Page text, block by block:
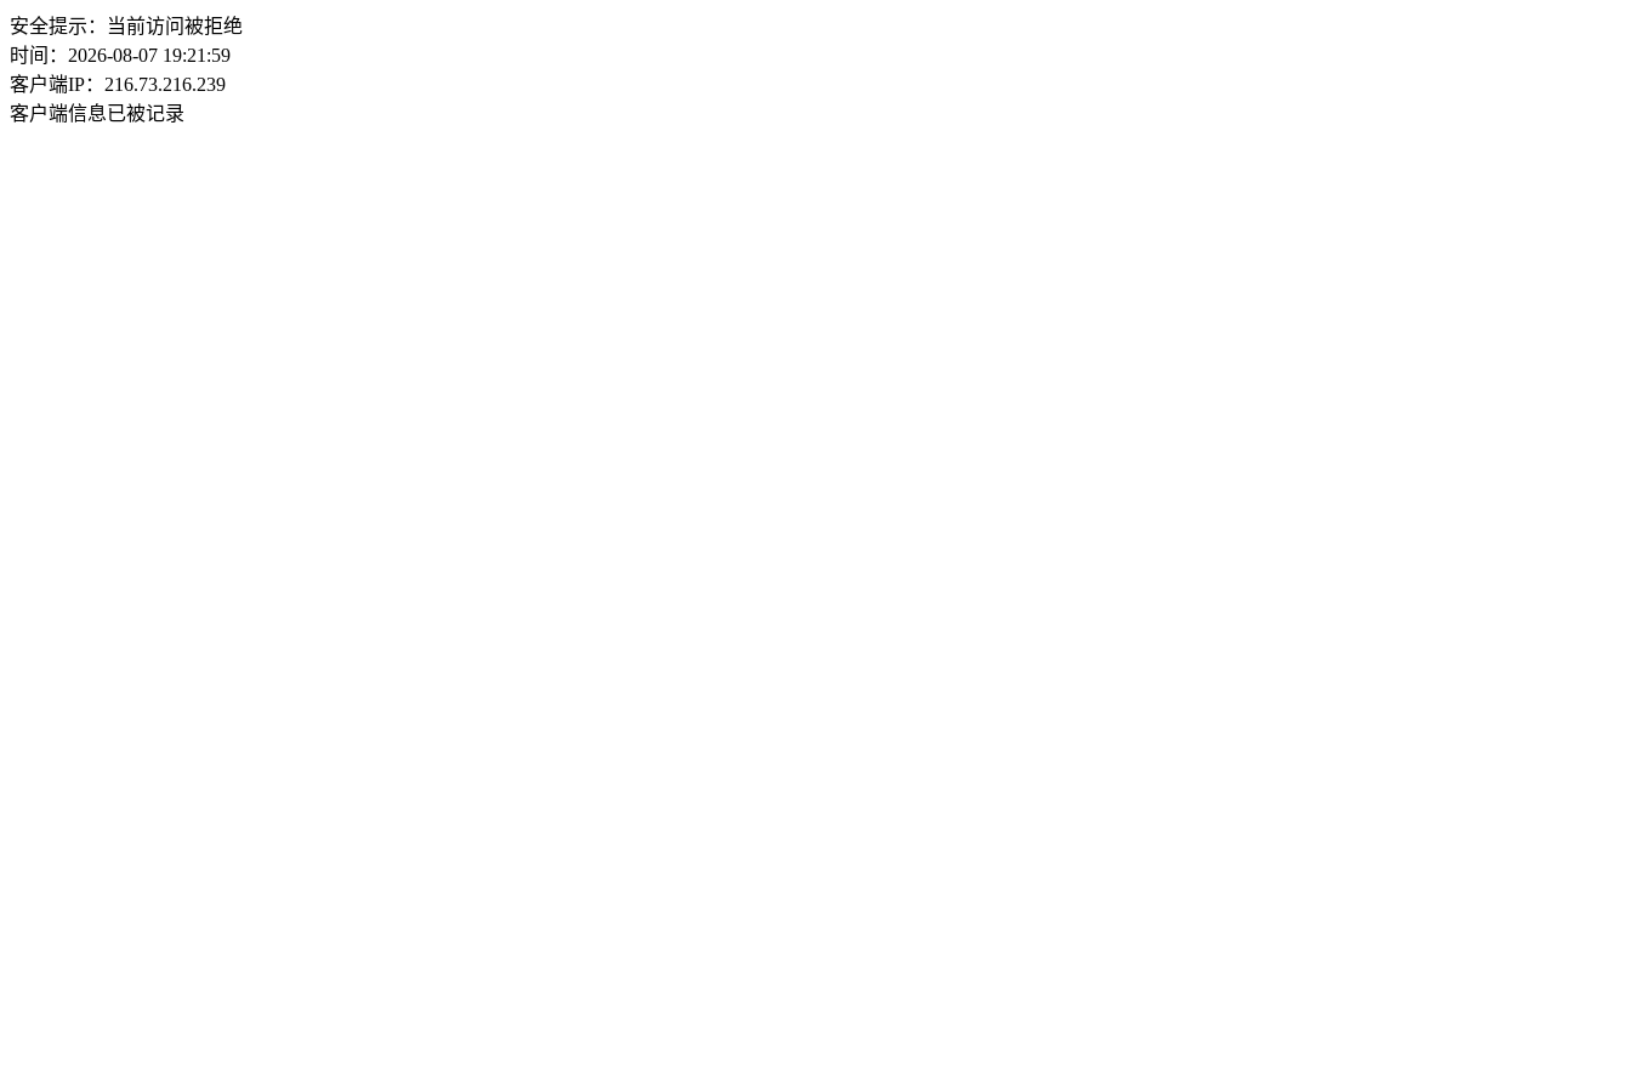
安全提示：当前访问被拒绝
时间：2026-08-07 19:21:59
客户端IP：216.73.216.239
客户端信息已被记录